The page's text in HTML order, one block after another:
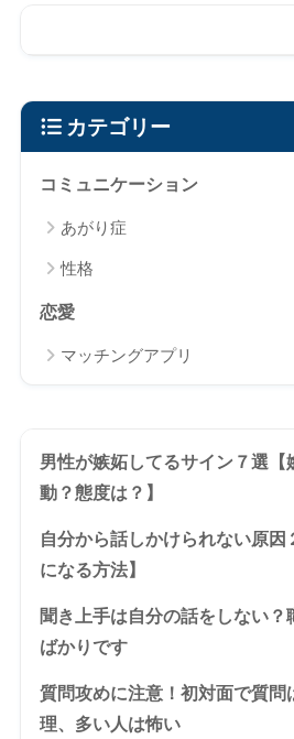
カテゴリー
コミュニケーション
あがり症
性格
恋愛
マッチングアプリ
男性が嫉妬してるサイン７選
動？態度は？】
自分から話しかけられない原
になる方法】
聞き上手は自分の話をしない？
ばかりです
質問攻めに注意！初対面で質問
理、多い人は怖い